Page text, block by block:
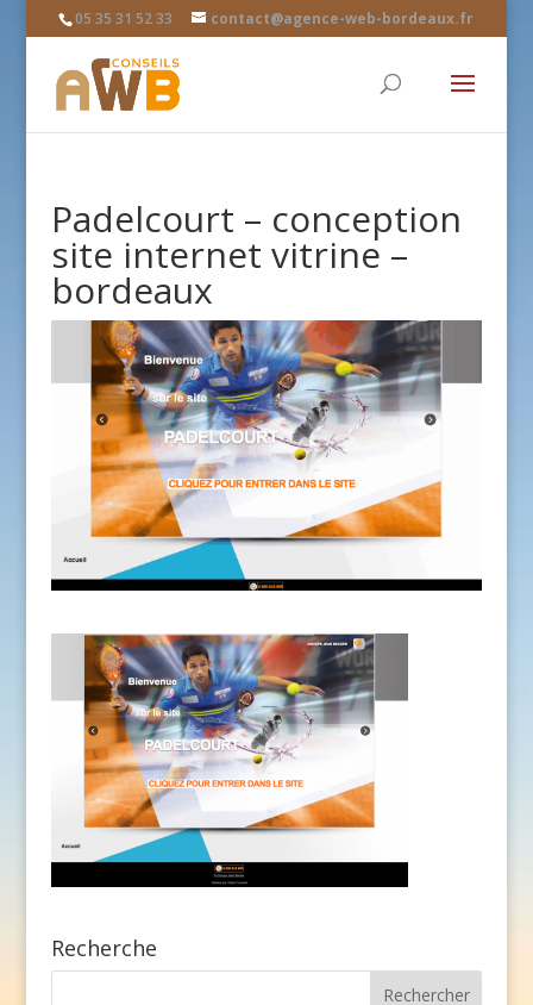
05 35 31 52 33 contact@agence-web-bordeaux.fr
Padelcourt – conception
site internet vitrine –
bordeaux
Recherche